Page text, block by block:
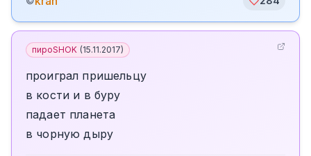
пироSHOK (15.11.2017)
проиграл пришельцу
в кости и в буру
падает планета
в чорную дыру